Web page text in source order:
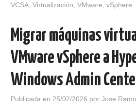
VCSA ,Virtualización ,VMware ,vSphere
Migrar máquinas
VMware vSphere a
Windows Admin
Publicada en 25/02/2026 porJose